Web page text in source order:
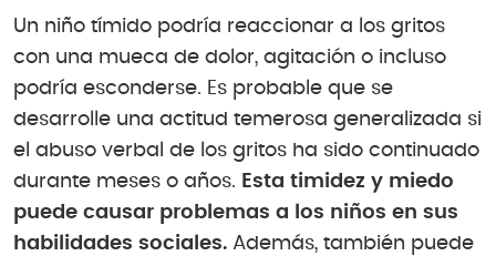
Un niño tímido podría reaccionar a los gritos
con una mueca de dolor, agitación o incluso
podría esconderse. Es probable que se
desarrolle una actitud temerosa generalizada si
el abuso verbal de los gritos ha sido continuado
durante meses o años. Esta timidez y miedo
puede causar problemas a los niños en sus
habilidades sociales. Además, también puede